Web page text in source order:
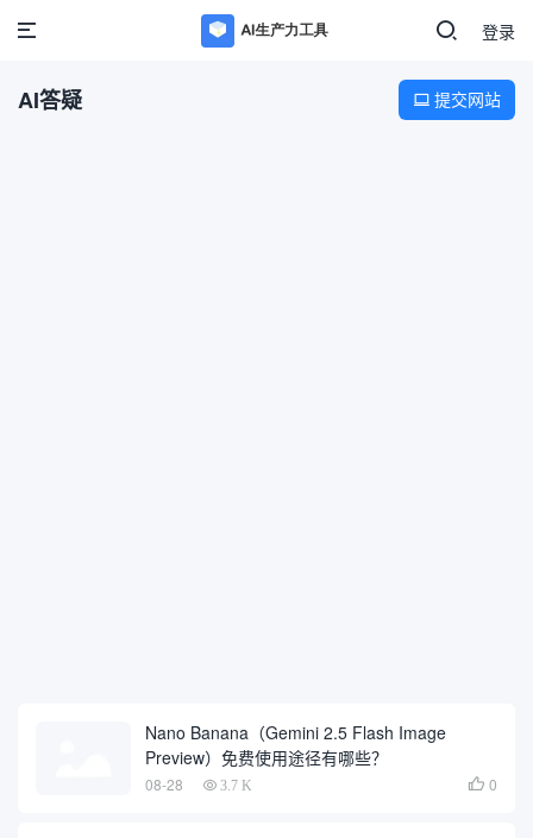
登录
AI答疑  提交网站
Nano Banana（Gemini 2.5 Flash Image
Preview）免费使用途径有哪些？
08-28 3.7 K  0